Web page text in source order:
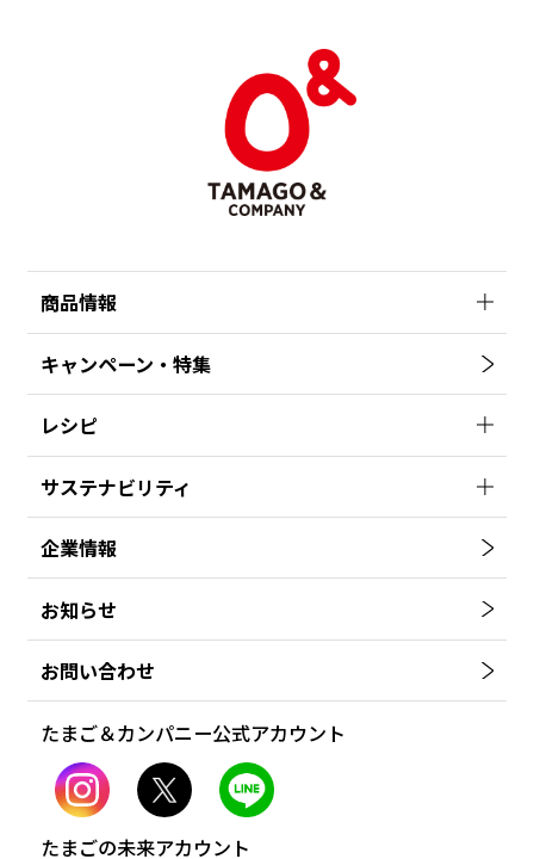
商品情報
キャンペーン・特集
レシピ
サステナビリティ
企業情報
お知らせ
お問い合わせ
たまご＆カンパニー公式アカウント
たまごの未来アカウント